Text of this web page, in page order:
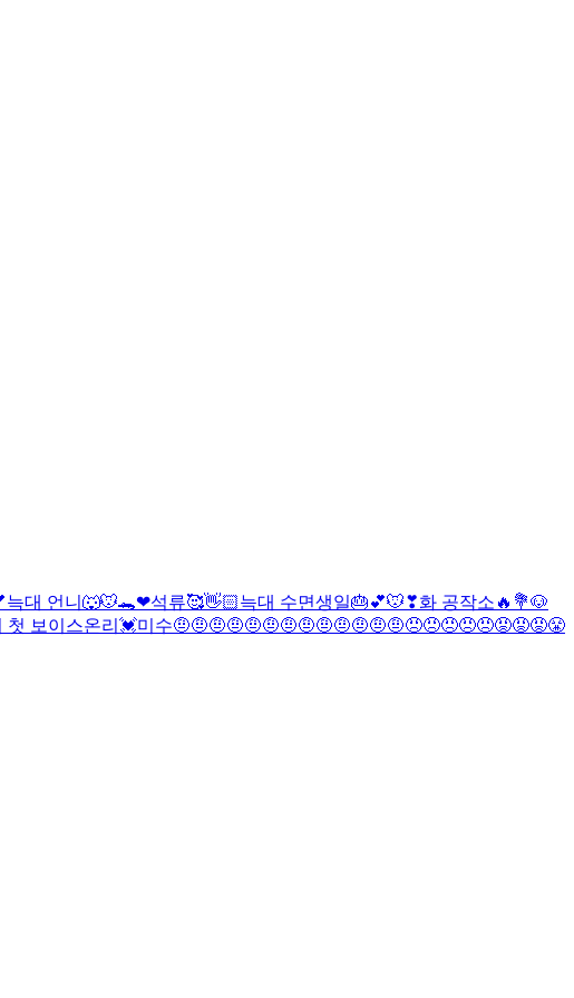
늑대 언니🐺🐭🐊❤석류🥰👋🏻늑대 수면생일🎂💕🐭❣화 공작소🔥💐🐶
첫 보이스온리💓미수🤨🤨🤨🤨🤨🤨🤨🤨🤨🤨🤨🤨🤨😠😠😠😠😠😡😡😡😤